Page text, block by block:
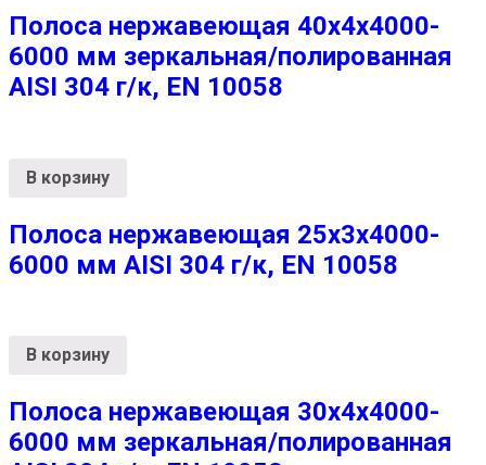
Полоса нержавеющая 40х4х4000-
6000 мм зеркальная/полированная
AISI 304 г/к, EN 10058
В корзину
Полоса нержавеющая 25х3х4000-
6000 мм AISI 304 г/к, EN 10058
В корзину
Полоса нержавеющая 30х4х4000-
6000 мм зеркальная/полированная